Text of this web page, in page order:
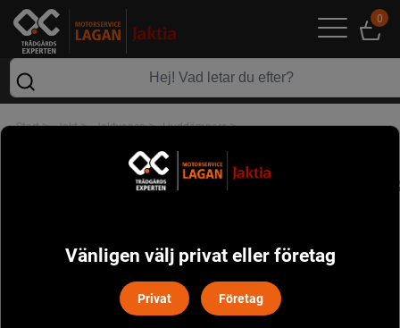
0
Start> Jakt> Jaktvapen> Ljuddämpare>
Vänligen välj privat eller företag
Privat Företag